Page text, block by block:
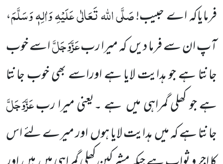
فرمایاکہ اے حبیب!صَلَّی اللہ تَعَالٰی عَلَیْہِ وَاٰلِہٖ وَسَلَّمَ،
آپ ان سے فرما دیں کہ میرا ربعَزَّوَجَلَّاسے خوب
جانتا ہے جو ہدایت لایا ہے اوراسے بھی خوب جانتا
ہے جو کھلی گمراہی میں ہے ۔یعنی میرا ربعَزَّوَجَلَّ
جانتا ہے کہ میں ہدایت لایا ہوں اور میرے لئے اس